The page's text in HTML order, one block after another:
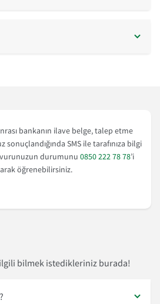
bankanın ilave belge, talep etme
sonuçlandığında SMS ile tarafınıza bilgi
durumunu 0850 222 78 78’i
öğrenebilirsiniz.
bilmek istedikleriniz burada!